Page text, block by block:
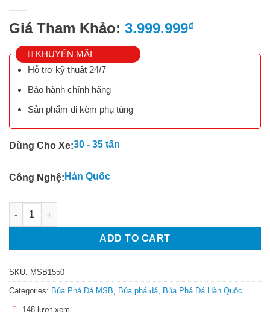
Giá Tham Khảo: 3.999.999₫
KHUYẾN MÃI
Hỗ trợ kỹ thuật 24/7
Bảo hành chính hãng
Sản phẩm đi kèm phụ tùng
Dùng Cho Xe:30 - 35 tấn
Công Nghệ: Hàn Quốc
Búa Phá Đá MSB1550 quantity
ADD TO CART
SKU: MSB1550
Categories: Búa Phá Đá MSB, Búa phá đá, Búa Phá Đá Hàn Quốc
148 lượt xem